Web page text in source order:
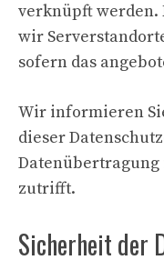
verknüpft werden.
wir
sofern das
Wir informieren
dieser
zutrifft.
Sicherheit der